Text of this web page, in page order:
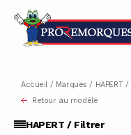
Accueil/ Marques / HAPERT/
Retour au modèle
HAPERT / Filtrer